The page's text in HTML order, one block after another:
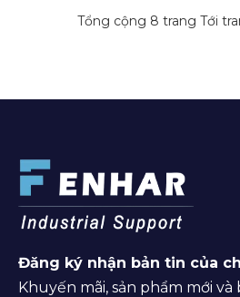
Tổng cộng 8 trang Tới
Đăng ký nhận bản tin của
Khuyến mãi, sản phẩm mới